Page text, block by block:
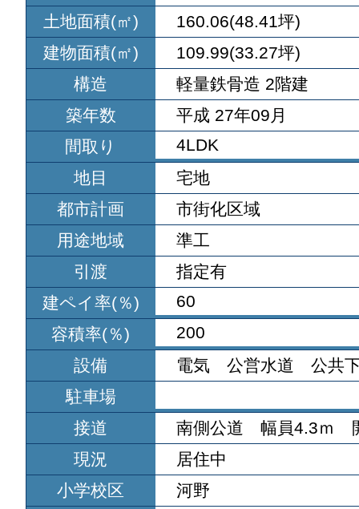
土地面積(㎡)
160.06(48.41坪)
建物面積(㎡)
109.99(33.27坪)
構造
軽量鉄骨造 2階建
築年数
平成 27年09月
間取り
4LDK
地目
宅地
都市計画
市街化区域
用途地域
準工
引渡
指定有
建ペイ率(％)
60
容積率(％)
200
設備
電気 公営水道 公共
駐車場
接道
南側公道 幅員4.3ｍ
現況
居住中
小学校区
河野